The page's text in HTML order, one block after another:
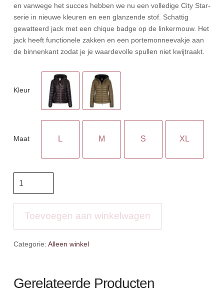
en vanwege het succes hebben we nu een volledige City Star-
serie in nieuwe kleuren en een glanzende stof. Schattig
gewatteerd jack met een chique badge op de linkermouw. Het
jack heeft functionele zakken en een portemonneevakje aan
de binnenkant zodat je je waardevolle spullen niet kwijtraakt.
Kleur
Maat L M S XL
IRHCity
Toevoegen aan winkelwagen
Categorie: Alleen winkel
Gerelateerde Producten